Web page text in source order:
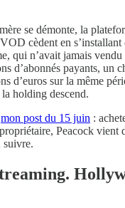
se démonte, la
cèdent en
qui n’avait jamais
d’abonnés payants,
sur la même
holding descend.
mon post du 15 juin :
Peacock